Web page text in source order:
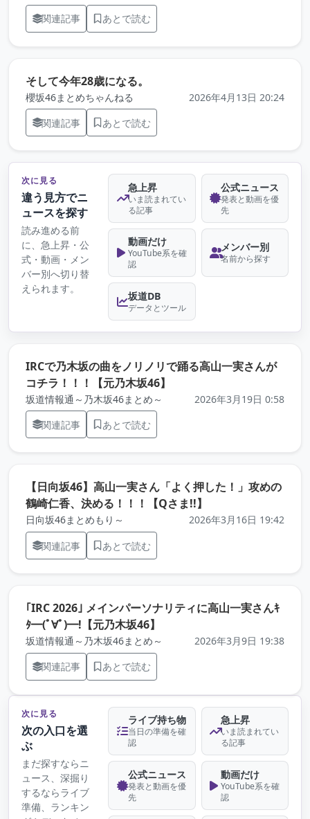
関連記事
あとで読む
そして今年28歳になる。
櫻坂46まとめちゃんねる
2026年4月13日 20:24
関連記事
あとで読む
次に見る
違う見方でニ
ュースを探す
読み進める前
に、急上昇・公
式・動画・メン
バー別へ切り替
えられます。
急上昇
いま読まれてい
る記事
公式ニュース
発表と動画を優
先
動画だけ
YouTube系を確
認
メンバー別
名前から探す
坂道DB
データとツール
IRCで乃木坂の曲をノリノリで踊る高山一実さんが
コチラ！！！【元乃木坂46】
坂道情報通～乃木坂46まとめ～
2026年3月19日 0:58
関連記事
あとで読む
【日向坂46】高山一実さん「よく押した！」攻めの
鶴崎仁香、決める！！！【Qさま!!】
日向坂46まとめもり～
2026年3月16日 19:42
関連記事
あとで読む
｢IRC 2026｣ メインパーソナリティに高山一実さんｷ
ﾀ━(ﾟ∀ﾟ)━!【元乃木坂46】
坂道情報通～乃木坂46まとめ～
2026年3月9日 19:38
関連記事
あとで読む
次に見る
次の入口を選
ぶ
まだ探すならニ
ュース、深掘り
するならライブ
準備、ランキン
ライブ持ち物
当日の準備を確
認
急上昇
いま読まれてい
る記事
公式ニュース
発表と動画を優
先
動画だけ
YouTube系を確
認